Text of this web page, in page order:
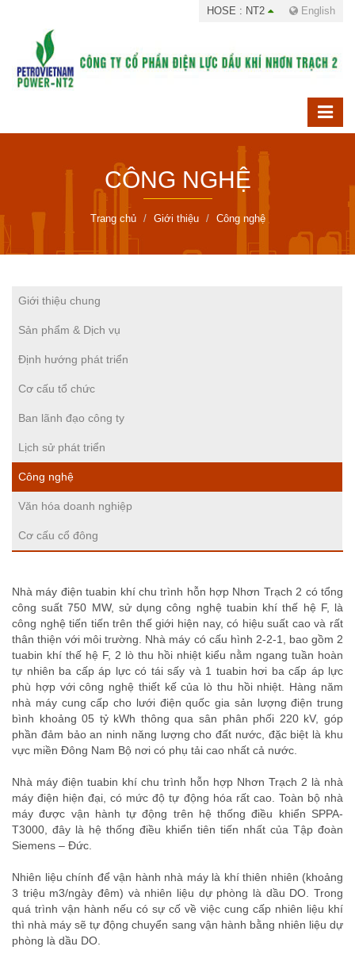
HOSE : NT2 English
CÔNG NGHỆ
Trang chủ Giới thiệu Công nghệ
Giới thiệu chung
Sản phẩm & Dịch vụ
Định hướng phát triển
Cơ cấu tổ chức
Ban lãnh đạo công ty
Lịch sử phát triển
Công nghệ
Văn hóa doanh nghiệp
Cơ cấu cổ đông
Nhà máy điện tuabin khí chu trình hỗn hợp Nhơn Trạch 2 có tổng
công suất 750 MW, sử dụng công nghệ tuabin khí thế hệ F, là
công nghệ tiến tiến trên thế giới hiện nay, có hiệu suất cao và rất
thân thiện với môi trường. Nhà máy có cấu hình 2-2-1, bao gồm 2
tuabin khí thế hệ F, 2 lò thu hồi nhiệt kiểu nằm ngang tuần hoàn
tự nhiên ba cấp áp lực có tái sấy và 1 tuabin hơi ba cấp áp lực
phù hợp với công nghệ thiết kế của lò thu hồi nhiệt. Hàng năm
nhà máy cung cấp cho lưới điện quốc gia sản lượng điện trung
bình khoảng 05 tỷ kWh thông qua sân phân phối 220 kV, góp
phần đảm bảo an ninh năng lượng cho đất nước, đặc biệt là khu
vực miền Đông Nam Bộ nơi có phụ tải cao nhất cả nước.
Nhà máy điện tuabin khí chu trình hỗn hợp Nhơn Trạch 2 là nhà
máy điện hiện đại, có mức độ tự động hóa rất cao. Toàn bộ nhà
máy được vận hành tự động trên hệ thống điều khiển SPPA-
T3000, đây là hệ thống điều khiển tiên tiến nhất của Tập đoàn
Siemens – Đức.
Nhiên liệu chính để vận hành nhà máy là khí thiên nhiên (khoảng
3 triệu m3/ngày đêm) và nhiên liệu dự phòng là dầu DO. Trong
quá trình vận hành nếu có sự cố về việc cung cấp nhiên liệu khí
thì nhà máy sẽ tự động chuyển sang vận hành bằng nhiên liệu dự
phòng là dầu DO.